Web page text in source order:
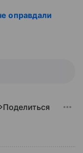
оправдали
Поделиться